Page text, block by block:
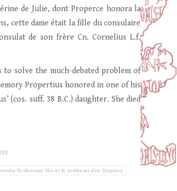
de Julie, dont Properce honora la
cette dame était la fille du consulaire
de son frère Cn. Cornelius L.f.
to solve the much-debated problem of
Propertius honored in one of his
(cos. suff. 38 B.C.) daughter. She died
Scriboniae filia et le tombeau des Scipions